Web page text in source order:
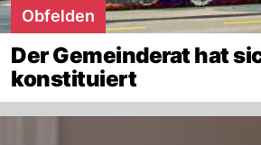
Obfelden
Der Gemeinderat hat
konstituiert